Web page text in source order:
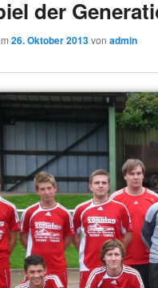
der
26. Oktober 2013von admin